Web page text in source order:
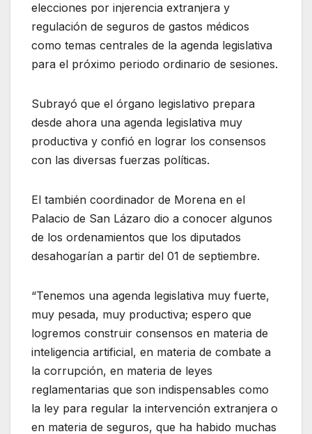
elecciones por injerencia extranjera y
regulación de seguros de gastos médicos
como temas centrales de la agenda legislativa
para el próximo periodo ordinario de sesiones.
Subrayó que el órgano legislativo prepara
desde ahora una agenda legislativa muy
productiva y confió en lograr los consensos
con las diversas fuerzas políticas.
El también coordinador de Morena en el
Palacio de San Lázaro dio a conocer algunos
de los ordenamientos que los diputados
desahogarían a partir del 01 de septiembre.
“Tenemos una agenda legislativa muy fuerte,
muy pesada, muy productiva; espero que
logremos construir consensos en materia de
inteligencia artificial, en materia de combate a
la corrupción, en materia de leyes
reglamentarias que son indispensables como
la ley para regular la intervención extranjera o
en materia de seguros, que ha habido muchas